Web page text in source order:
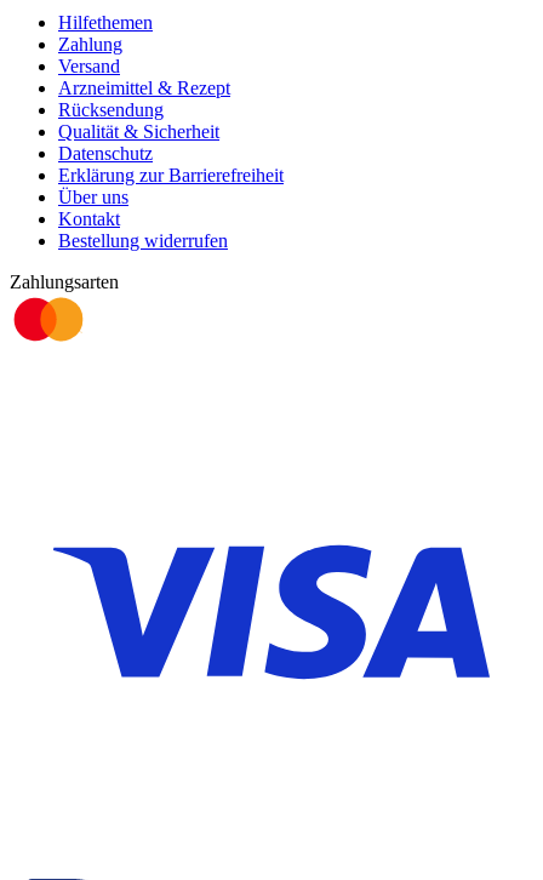
Hilfethemen
Zahlung
Versand
Arzneimittel & Rezept
Rücksendung
Qualität & Sicherheit
Datenschutz
Erklärung zur Barrierefreiheit
Über uns
Kontakt
Bestellung widerrufen
Zahlungsarten